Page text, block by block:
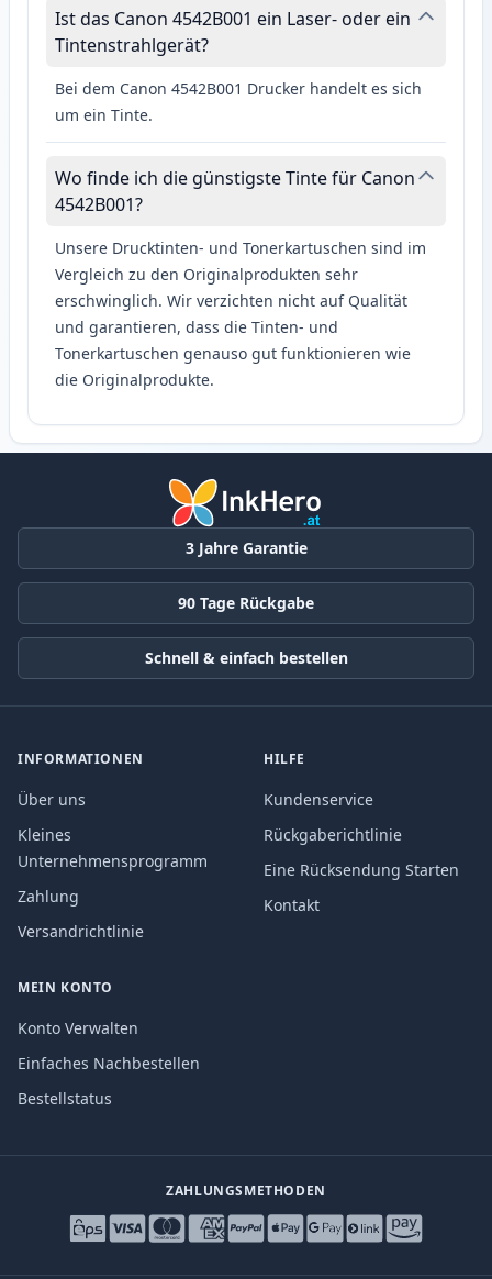
Ist das Canon 4542B001 ein Laser- oder ein
Tintenstrahlgerät?
Bei dem Canon 4542B001 Drucker handelt es sich
um ein Tinte.
Wo finde ich die günstigste Tinte für Canon
4542B001?
Unsere Drucktinten- und Tonerkartuschen sind im
Vergleich zu den Originalprodukten sehr
erschwinglich. Wir verzichten nicht auf Qualität
und garantieren, dass die Tinten- und
Tonerkartuschen genauso gut funktionieren wie
die Originalprodukte.
3 Jahre Garantie
90 Tage Rückgabe
Schnell & einfach bestellen
INFORMATIONEN
Über uns
Kleines
Unternehmensprogramm
Zahlung
Versandrichtlinie
HILFE
Kundenservice
Rückgaberichtlinie
Eine Rücksendung Starten
Kontakt
MEIN KONTO
Konto Verwalten
Einfaches Nachbestellen
Bestellstatus
ZAHLUNGSMETHODEN